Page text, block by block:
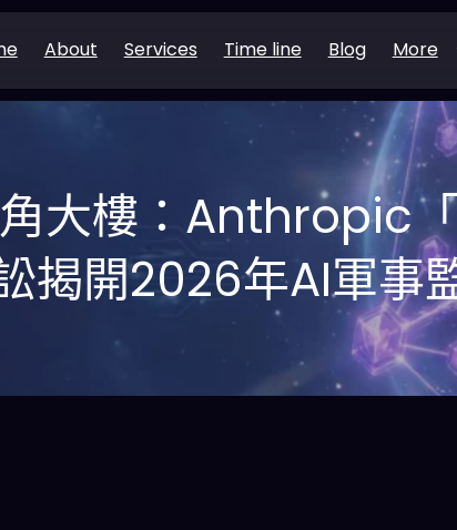
About Services Time line Blog More
大樓：Anthropic
揭開2026年AI軍事